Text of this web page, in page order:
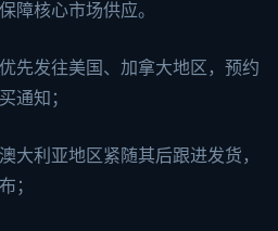
障核心市场供应。
先发往美国、加拿大地区，预约
通知；
大利亚地区紧随其后跟进发货，
；